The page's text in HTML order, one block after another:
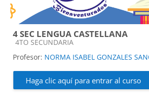
4 SEC LENGUA CASTELLANA
Categoría de cursos
4TO SECUNDARIA
Profesor: NORMA ISABEL GONZALES
Haga clic aquí para entrar al curso